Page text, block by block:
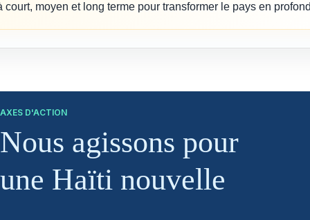
court, moyen et long terme pour transformer le pays en
AXES D'ACTION
Nous agissons pour
une Haïti nouvelle